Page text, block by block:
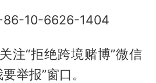
10-6626-1404
注“拒绝跨境赌博”微信
举报”窗口。